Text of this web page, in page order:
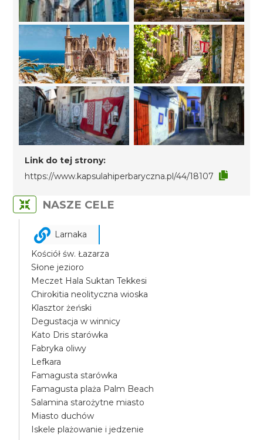
Link do tej strony:
https://www.kapsulahiperbaryczna.pl/44/18107
NASZE CELE
Larnaka
Kościół św. Łazarza
Słone jezioro
Meczet Hala Suktan Tekkesi
Chirokitia neolityczna wioska
Klasztor żeński
Degustacja w winnicy
Kato Dris starówka
Fabryka oliwy
Lefkara
Famagusta starówka
Famagusta plaża Palm Beach
Salamina starożytne miasto
Miasto duchów
Iskele plażowanie i jedzenie